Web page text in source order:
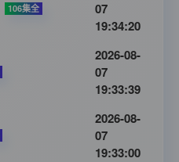
106集全
07
19:34:20
2026-08-
07
19:33:39
2026-08-
07
19:33:00